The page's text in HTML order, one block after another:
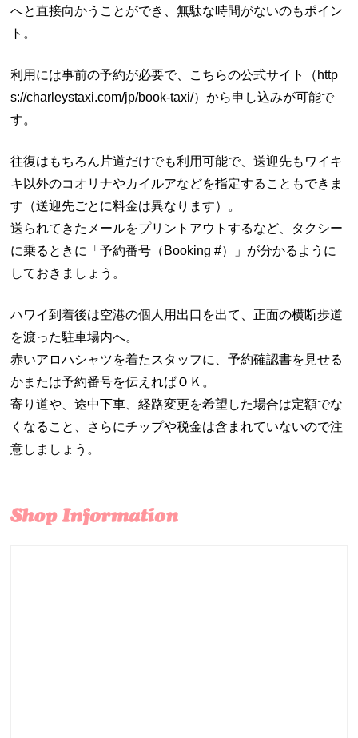
へと直接向かうことができ、無駄な時間がないのもポイン
ト。
利用には事前の予約が必要で、こちらの公式サイト（http
s://charleystaxi.com/jp/book-taxi/）から申し込みが可能で
す。
往復はもちろん片道だけでも利用可能で、送迎先もワイキ
キ以外のコオリナやカイルアなどを指定することもできま
す（送迎先ごとに料金は異なります）。
送られてきたメールをプリントアウトするなど、タクシー
に乗るときに「予約番号（Booking #）」が分かるように
しておきましょう。
ハワイ到着後は空港の個人用出口を出て、正面の横断歩道
を渡った駐車場内へ。
赤いアロハシャツを着たスタッフに、予約確認書を見せる
かまたは予約番号を伝えればＯＫ。
寄り道や、途中下車、経路変更を希望した場合は定額でな
くなること、さらにチップや税金は含まれていないので注
意しましょう。